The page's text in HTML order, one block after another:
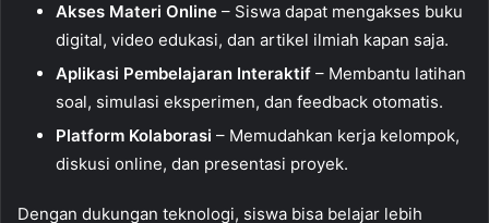
Akses Materi Online – Siswa dapat mengakses buku
digital, video edukasi, dan artikel ilmiah kapan saja.
Aplikasi Pembelajaran Interaktif – Membantu latihan
soal, simulasi eksperimen, dan feedback otomatis.
Platform Kolaborasi – Memudahkan kerja kelompok,
diskusi online, dan presentasi proyek.
Dengan dukungan teknologi, siswa bisa belajar lebih